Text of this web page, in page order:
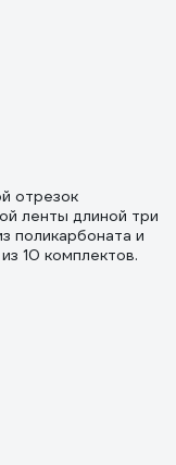
отрезок
ленты длиной три
поликарбоната и
10 комплектов.